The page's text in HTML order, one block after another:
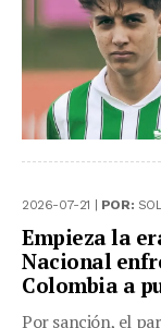
2026-07-21 | POR:
Empieza la
Nacional
Colombia a
Por sanción, el